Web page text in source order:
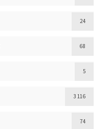
24
68
5
3 116
74